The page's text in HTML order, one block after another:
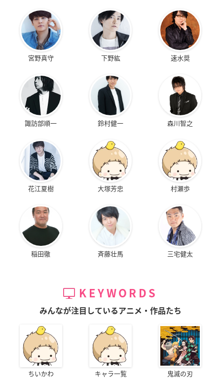
宮野真守 下野紘 速水奨
諏訪部順一 鈴村健一 森川智之
花江夏樹 大塚芳忠 村瀬歩
稲田徹 斉藤壮馬 三宅健太
KEYWORDS
みんなが注目しているアニメ・作品たち
ちいかわ キャラ一覧 鬼滅の刃